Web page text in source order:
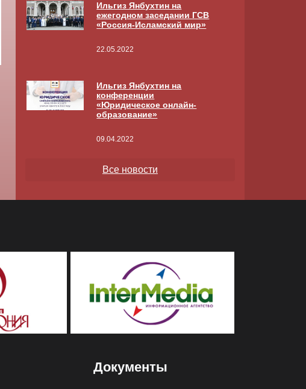
Ильгиз Янбухтин на
ежегодном заседании ГСВ
«Россия-Исламский мир»
22.05.2022
Ильгиз Янбухтин на
конференции
«Юридическое онлайн-
образование»
09.04.2022
Все новости
Документы